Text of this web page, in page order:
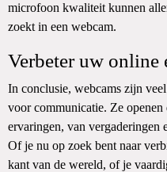
microfoon kwaliteit kunnen
zoekt in een webcam.
Verbeter uw online
In conclusie, webcams zijn
voor communicatie. Ze openen
ervaringen, van vergaderingen
Of je nu op zoek bent naar
kant van de wereld, of je